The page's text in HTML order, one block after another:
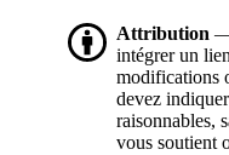
Attribution —
intégrer un
modifications
devez
raisonnables,
vous soutient